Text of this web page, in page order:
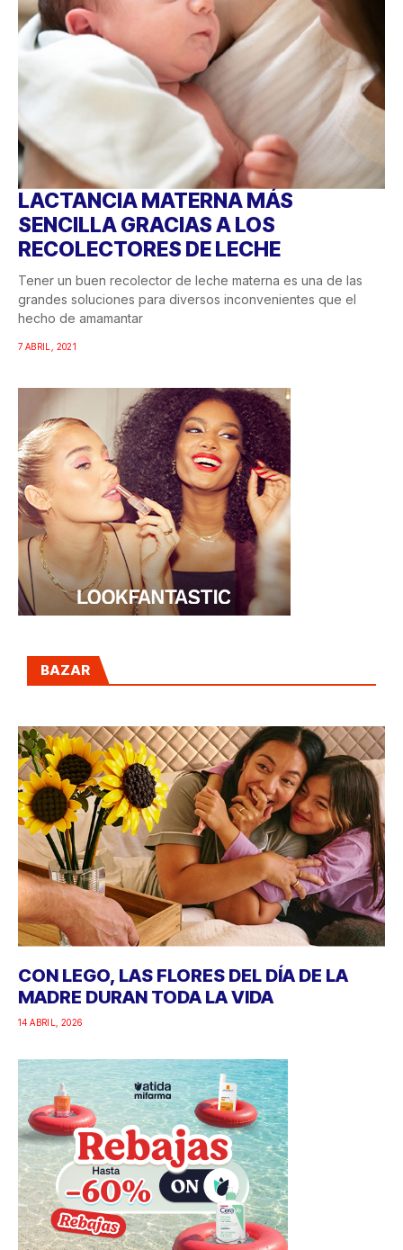
LACTANCIA MATERNA MÁS
SENCILLA GRACIAS A LOS
RECOLECTORES DE LECHE
Tener un buen recolector de leche materna es una de las
grandes soluciones para diversos inconvenientes que el
hecho de amamantar
7 ABRIL, 2021
BAZAR
CON LEGO, LAS FLORES DEL DÍA DE LA
MADRE DURAN TODA LA VIDA
14 ABRIL, 2026